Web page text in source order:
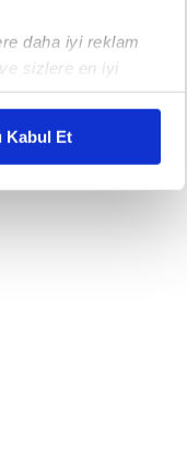
daha iyi reklam
sizlere en iyi
karşılamak
Bu
sunulması
yönelik
bilgi için Ayarlar
ilgili
Kabul Et